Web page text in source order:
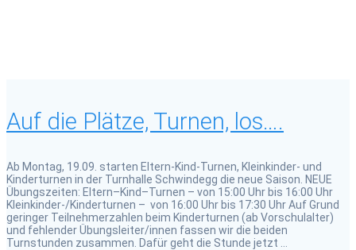
Auf die Plätze, Turnen, los….
Ab Montag, 19.09. starten Eltern-Kind-Turnen, Kleinkinder- und
Kinderturnen in der Turnhalle Schwindegg die neue Saison. NEUE
Übungszeiten: Eltern–Kind–Turnen – von 15:00 Uhr bis 16:00 Uhr
Kleinkinder-/Kinderturnen – von 16:00 Uhr bis 17:30 Uhr Auf Grund
geringer Teilnehmerzahlen beim Kinderturnen (ab Vorschulalter)
und fehlender Übungsleiter/innen fassen wir die beiden
Turnstunden zusammen. Dafür geht die Stunde jetzt …